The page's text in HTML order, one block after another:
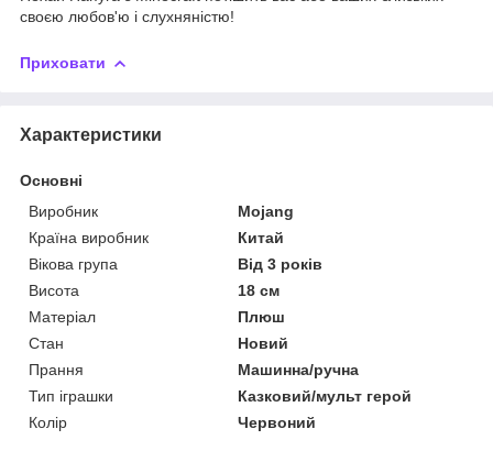
своєю любов'ю і слухняністю!
Приховати
Характеристики
Основні
Виробник
Mojang
Країна виробник
Китай
Вікова група
Від 3 років
Висота
18 см
Матеріал
Плюш
Стан
Новий
Прання
Машинна/ручна
Тип іграшки
Казковий/мульт герой
Колір
Червоний